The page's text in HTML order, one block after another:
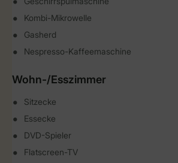
Kombi-Mikrowelle
Gasherd
Nespresso-Kaffeemaschine
Wohn-/Esszimmer
Sitzecke
Essecke
DVD-Spieler
Flatscreen-TV